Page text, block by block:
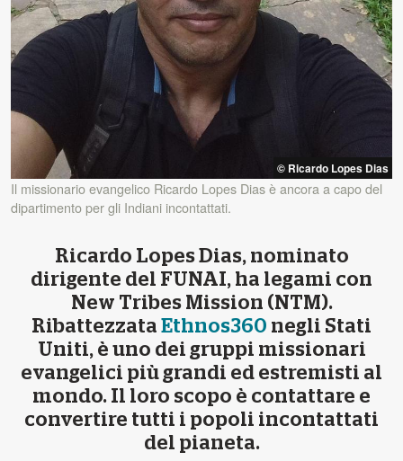
© Ricardo Lopes Dias
Il missionario evangelico Ricardo Lopes Dias è ancora a capo del
dipartimento per gli Indiani incontattati.
Ricardo Lopes Dias, nominato
dirigente del FUNAI, ha legami con
New Tribes Mission (NTM).
Ribattezzata Ethnos360 negli Stati
Uniti, è uno dei gruppi missionari
evangelici più grandi ed estremisti al
mondo. Il loro scopo è contattare e
convertire tutti i popoli incontattati
del pianeta.